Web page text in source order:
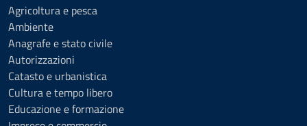
Agricoltura e pesca
Ambiente
Anagrafe e stato civile
Autorizzazioni
Catasto e urbanistica
Cultura e tempo libero
Educazione e formazione